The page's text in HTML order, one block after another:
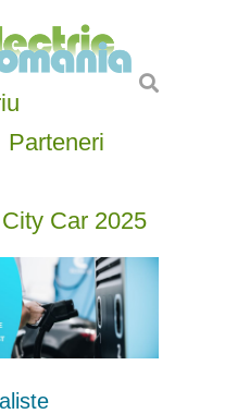
Parteneri
Car 2025